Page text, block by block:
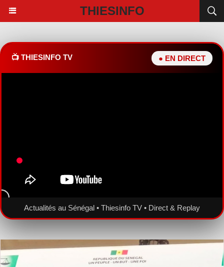
THIESINFO
📺 THIESINFO TV ● EN DIRECT
Actualités au Sénégal • Thiesinfo TV • Direct & Replay